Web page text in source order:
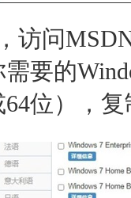
访问
要的
位），